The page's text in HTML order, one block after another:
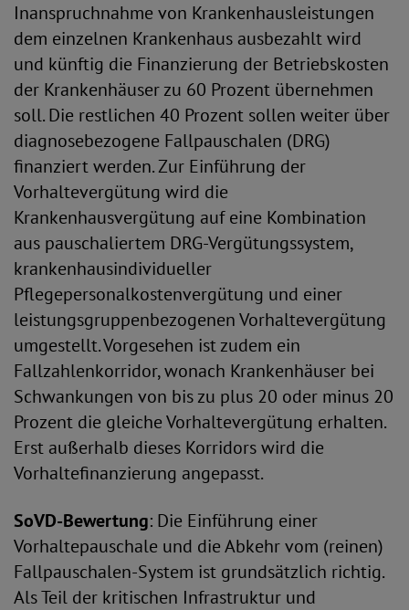
Inanspruchnahme von Krankenhausleistungen
dem einzelnen Krankenhaus ausbezahlt wird
und künftig die Finanzierung der Betriebskosten
der Krankenhäuser zu 60 Prozent übernehmen
soll. Die restlichen 40 Prozent sollen weiter über
diagnosebezogene Fallpauschalen (DRG)
finanziert werden. Zur Einführung der
Vorhaltevergütung wird die
Krankenhausvergütung auf eine Kombination
aus pauschaliertem DRG-Vergütungssystem,
krankenhausindividueller
Pflegepersonalkostenvergütung und einer
leistungsgruppenbezogenen Vorhaltevergütung
umgestellt. Vorgesehen ist zudem ein
Fallzahlenkorridor, wonach Krankenhäuser bei
Schwankungen von bis zu plus 20 oder minus 20
Prozent die gleiche Vorhaltevergütung erhalten.
Erst außerhalb dieses Korridors wird die
Vorhaltefinanzierung angepasst.
SoVD-Bewertung: Die Einführung einer
Vorhaltepauschale und die Abkehr vom (reinen)
Fallpauschalen-System ist grundsätzlich richtig.
Als Teil der kritischen Infrastruktur und